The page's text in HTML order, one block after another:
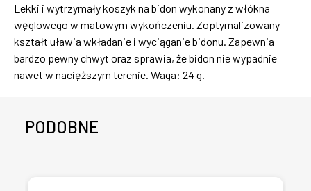
Lekki i wytrzymały koszyk na bidon wykonany z włókna
węglowego w matowym wykończeniu. Zoptymalizowany
kształt uławia wkładanie i wyciąganie bidonu. Zapewnia
bardzo pewny chwyt oraz sprawia, że bidon nie wypadnie
nawet w nacięższym terenie. Waga: 24 g.
PODOBNE